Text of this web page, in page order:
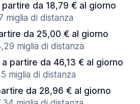
partire da 18,79 € al giorno
miglia di distanza
da 25,00 € al giorno
miglia di distanza
a partire da 46,13 € al giorno
miglia di distanza
da 28,96 € al giorno